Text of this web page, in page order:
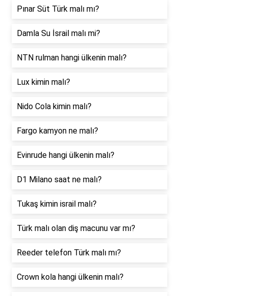
Pınar Süt Türk malı mı?
Damla Su İsrail malı mi?
NTN rulman hangi ülkenin malı?
Lux kimin malı?
Nido Cola kimin malı?
Fargo kamyon ne malı?
Evinrude hangi ülkenin malı?
D1 Milano saat ne malı?
Tukaş kimin israil malı?
Türk malı olan diş macunu var mı?
Reeder telefon Türk malı mı?
Crown kola hangi ülkenin malı?